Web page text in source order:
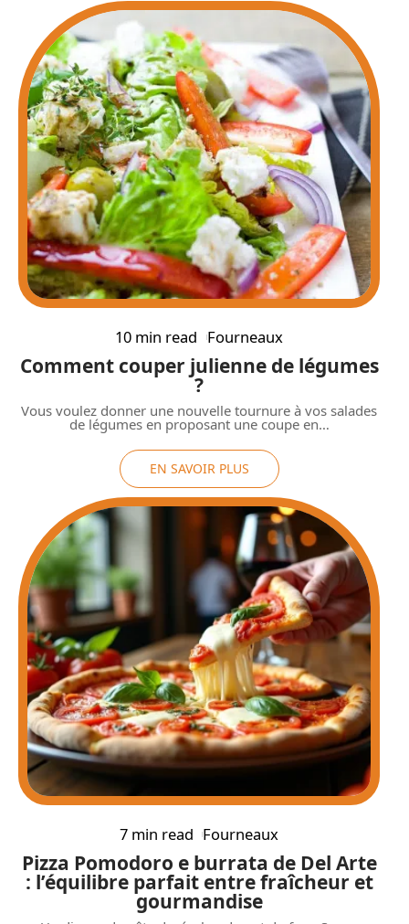
10 min read Fourneaux
Comment couper julienne de légumes
?
Vous voulez donner une nouvelle tournure à vos salades
de légumes en proposant une coupe en…
EN SAVOIR PLUS
7 min read Fourneaux
Pizza Pomodoro e burrata de Del Arte
: l’équilibre parfait entre fraîcheur et
gourmandise